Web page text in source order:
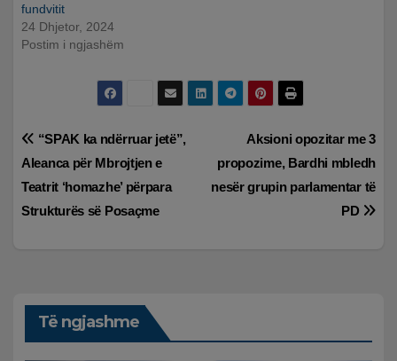
fundvitit
24 Dhjetor, 2024
Postim i ngjashëm
Lëvizje
te
postimet
Aksioni opozitar me 3
propozime, Bardhi mbledh
nesër grupin parlamentar të
PD
“SPAK ka ndërruar jetë”,
Aleanca për Mbrojtjen e
Teatrit ‘homazhe’ përpara
Strukturës së Posaçme
Të ngjashme